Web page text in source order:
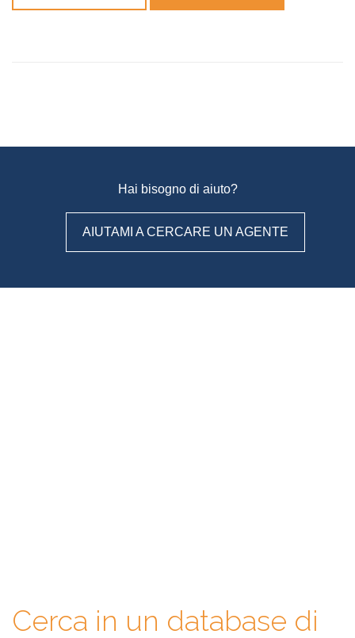
Hai bisogno di aiuto?
AIUTAMI A CERCARE UN AGENTE
Cerca in un database di